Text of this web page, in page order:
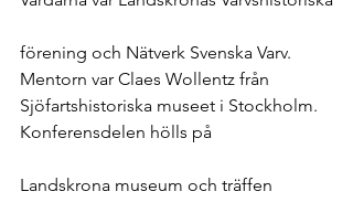
förening och Nätverk Svenska Varv.
Mentorn var Claes Wollentz från
Sjöfartshistoriska museet i Stockholm.
Konferensdelen hölls på
Landskrona museum och träffen